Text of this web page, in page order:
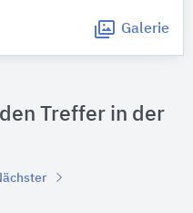
Galerie
Treffer in der